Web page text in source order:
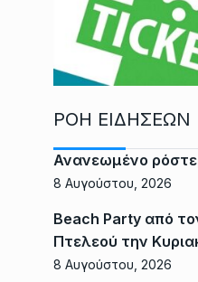
ΡΟΗ ΕΙΔΗΣΕΩΝ
Ανανεωμένο
8 Αυγούστου, 2026
Beach Party από
Πτελεού την
8 Αυγούστου, 2026